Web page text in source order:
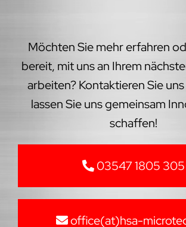
Möchten Sie mehr erfahren
bereit, mit uns an Ihrem
arbeiten? Kontaktieren Sie
lassen Sie uns gemeinsam
schaffen!
03547 1805 305
office(at)hsa-